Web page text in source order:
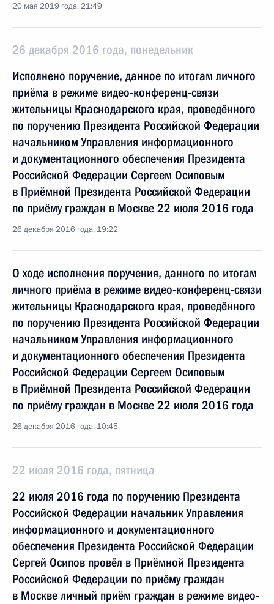
20 мая 2019 года, 21:49
26 декабря 2016 года, понедельник
Исполнено поручение, данное по итогам личного
приёма в режиме видео-конференц-связи
жительницы Краснодарского края, проведённого
по поручению Президента Российской Федерации
начальником Управления информационного
и документационного обеспечения Президента
Российской Федерации Сергеем Осиповым
в Приёмной Президента Российской Федерации
по приёму граждан в Москве 22 июля 2016 года
26 декабря 2016 года, 19:22
О ходе исполнения поручения, данного по итогам
личного приёма в режиме видео-конференц-связи
жительницы Краснодарского края, проведённого
по поручению Президента Российской Федерации
начальником Управления информационного
и документационного обеспечения Президента
Российской Федерации Сергеем Осиповым
в Приёмной Президента Российской Федерации
по приёму граждан в Москве 22 июля 2016 года
26 декабря 2016 года, 10:45
22 июля 2016 года, пятница
22 июля 2016 года по поручению Президента
Российской Федерации начальник Управления
информационного и документационного
обеспечения Президента Российской Федерации
Сергей Осипов провёл в Приёмной Президента
Российской Федерации по приёму граждан
в Москве личный приём граждан в режиме видео-